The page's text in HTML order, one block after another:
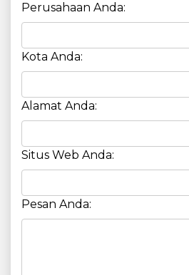
Perusahaan Anda:
Kota Anda:
Alamat Anda:
Situs Web Anda:
Pesan Anda: